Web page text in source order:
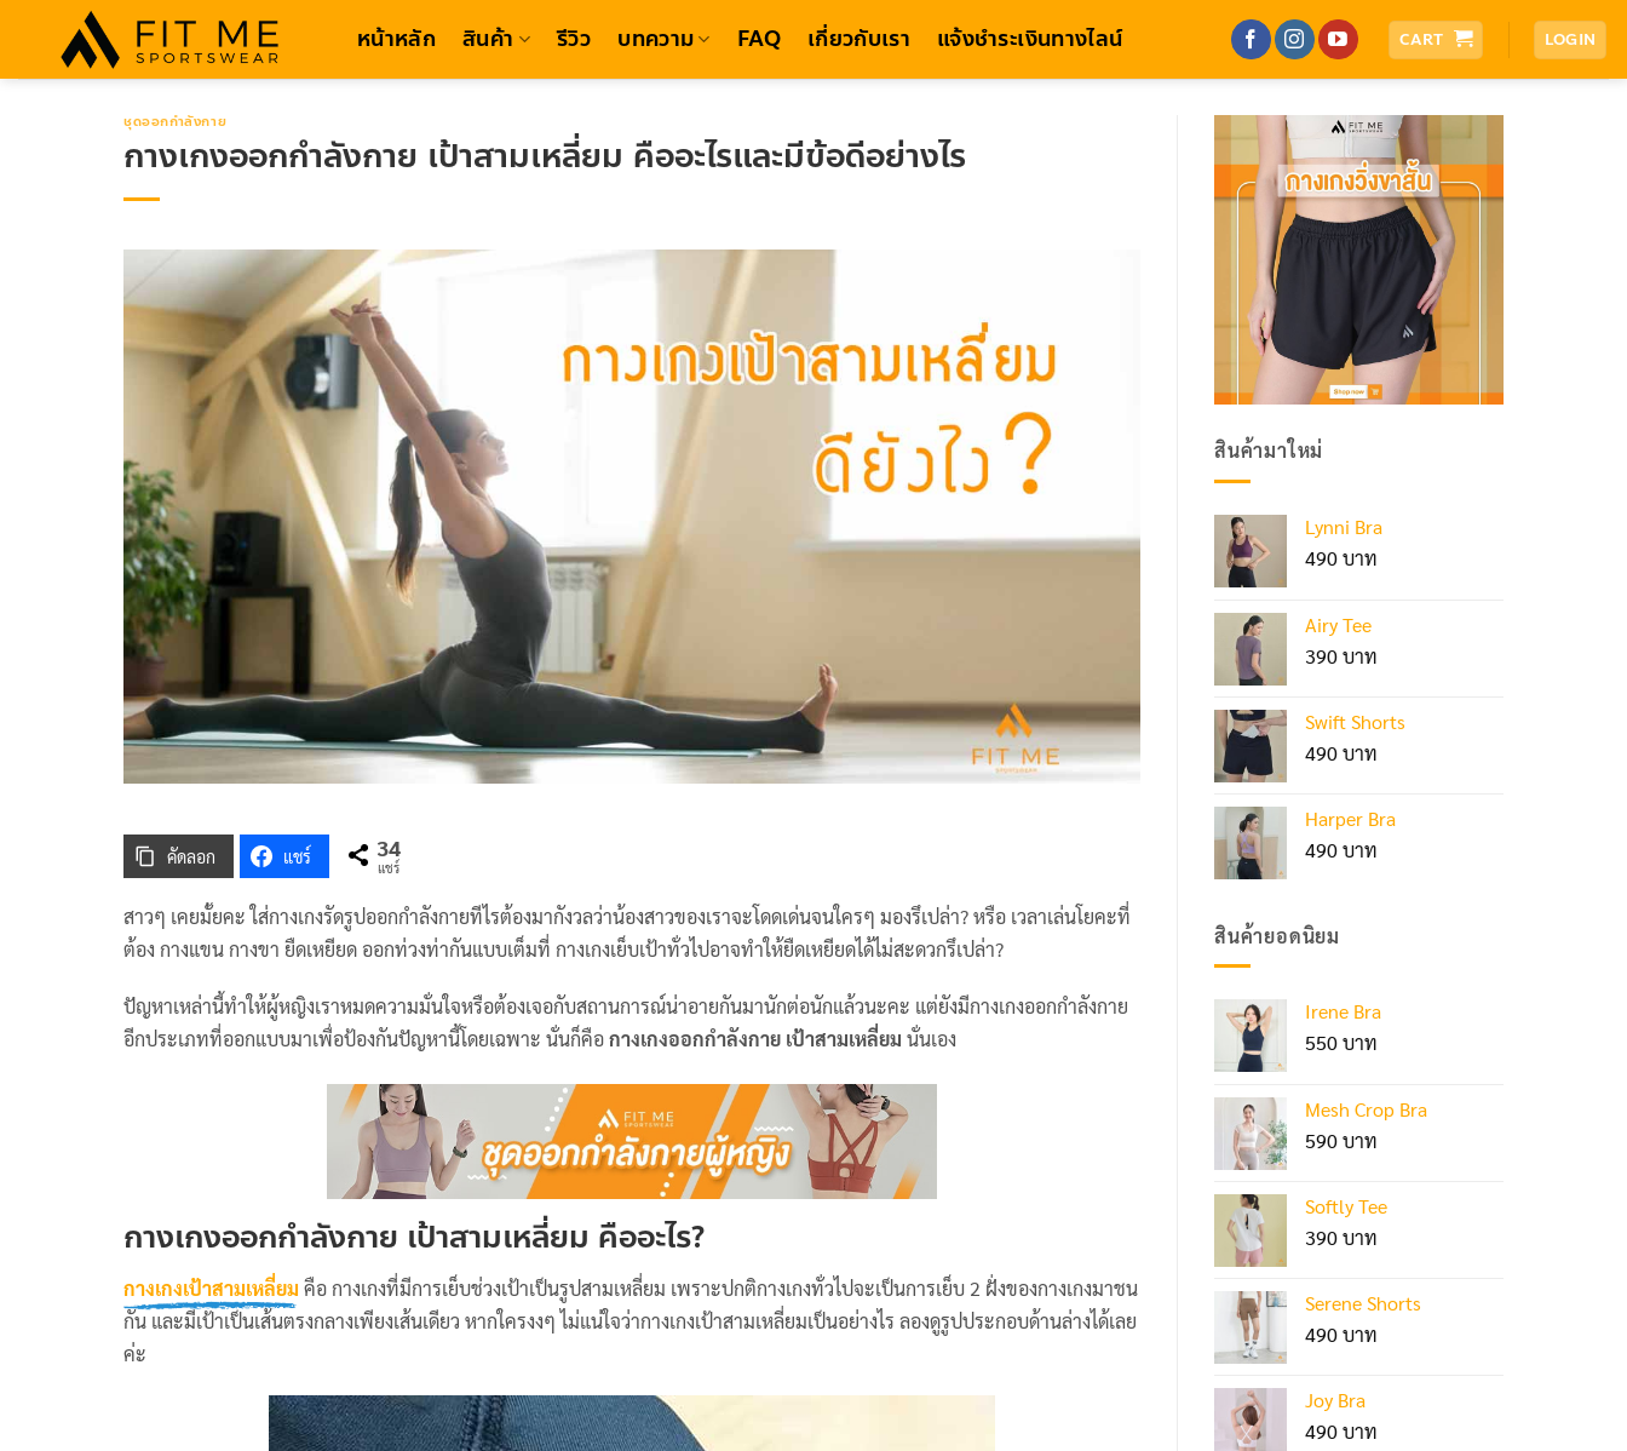
content
หน้าหลัก สินค้า รีวิว บทความ FAQ เกี่ยวกับเรา แจ้งชำระเงินทางไลน์ CART LOGIN
ชุดออกกำลังกาย
กางเกงออกกำลังกาย เป้าสามเหลี่ยม คืออะไรและมีข้อดีอย่างไร
คัดลอก แชร์ 34
แชร์
สาวๆ เคยมั้ยคะ ใส่กางเกงรัดรูปออกกำลังกายทีไรต้องมากังวลว่าน้องสาวของเราจะโดดเด่นจนใครๆ มองรึเปล่า? หรือ เวลาเล่นโยคะที่
ต้อง กางแขน กางขา ยืดเหยียด ออกท่วงท่ากันแบบเต็มที่ กางเกงเย็บเป้าทั่วไปอาจทำให้ยืดเหยียดได้ไม่สะดวกรึเปล่า?
ปัญหาเหล่านี้ทำให้ผู้หญิงเราหมดความมั่นใจหรือต้องเจอกับสถานการณ์น่าอายกันมานักต่อนักแล้วนะคะ แต่ยังมีกางเกงออกกำลังกาย
อีกประเภทที่ออกแบบมาเพื่อป้องกันปัญหานี้โดยเฉพาะ นั่นก็คือกางเกงออกกำลังกาย เป้าสามเหลี่ยม นั่นเอง
กางเกงออกกำลังกาย เป้าสามเหลี่ยม คืออะไร?
กางเกงเป้าสามเหลี่ยม คือ กางเกงที่มีการเย็บช่วงเป้าเป็นรูปสามเหลี่ยม เพราะปกติกางเกงทั่วไปจะเป็นการเย็บ 2 ฝั่งของกางเกงมาชน
กัน และมีเป้าเป็นเส้นตรงกลางเพียงเส้นเดียว หากใครงงๆ ไม่แน่ใจว่ากางเกงเป้าสามเหลี่ยมเป็นอย่างไร ลองดูรูปประกอบด้านล่างได้เลย
ค่ะ
สินค้ามาใหม่
Lynni Bra
490
Airy Tee
390
Swift Shorts
490
Harper Bra
490
สินค้ายอดนิยม
Irene Bra
550
Mesh Crop Bra
590
Softly Tee
390
Serene Shorts
490
Joy Bra
490